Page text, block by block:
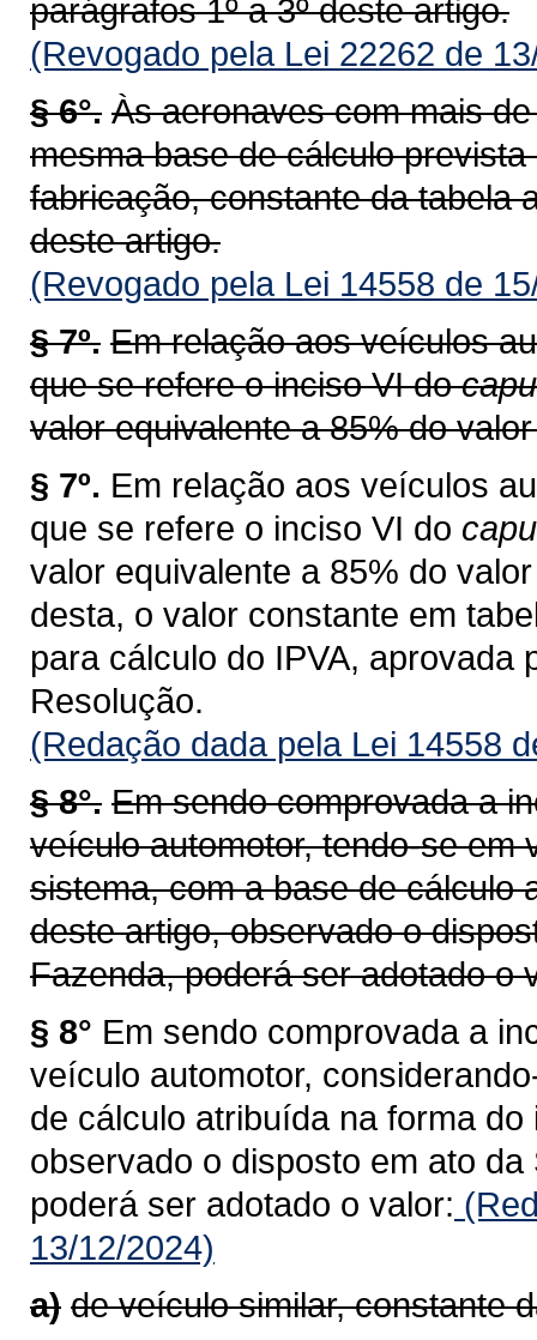
parágrafos 1º a 3º deste artigo.
(Revogado pela Lei 22262 de
§ 6°. Às aeronaves com mais
mesma base de cálculo
fabricação, constante da tabela
deste artigo.
(Revogado pela Lei 14558 de
§ 7º. Em relação aos veículos
que se refere o inciso VI do
valor equivalente a 85% do
§ 7º. Em relação aos veículos
que se refere o inciso VI do
valor equivalente a 85% do
desta, o valor constante em
para cálculo do IPVA, aprovada
Resolução.
(Redação dada pela Lei 14558
§ 8°. Em sendo comprovada a
veículo automotor, tendo-se em
sistema, com a base de
deste artigo, observado o
Fazenda, poderá ser adotado o
§ 8° Em sendo comprovada a
veículo automotor,
de cálculo atribuída na forma
observado o disposto em ato
poderá ser adotado o valor:
13/12/2024)
a) de veículo similar, constante